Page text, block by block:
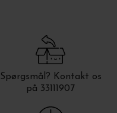
Spørgsmål? Kontakt os
på 33111907